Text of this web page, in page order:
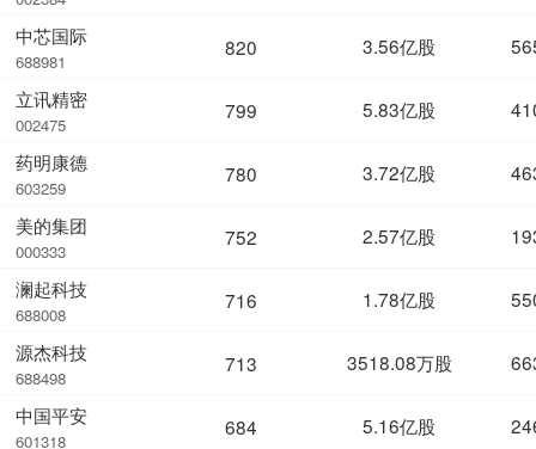
中芯国际
688981
立讯精密
002475
药明康德
603259
美的集团
000333
澜起科技
688008
源杰科技
688498
中国平安
601318
820 3.56亿股
799 5.83亿股
780 3.72亿股
752 2.57亿股
716 1.78亿股
713 3518.08万股
684 5.16亿股